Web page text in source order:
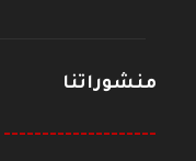
منشوراتنا
--------------------